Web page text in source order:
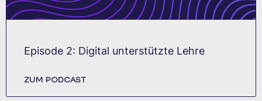
Episode 2: Digital unterstützte Lehre
ZUM PODCAST